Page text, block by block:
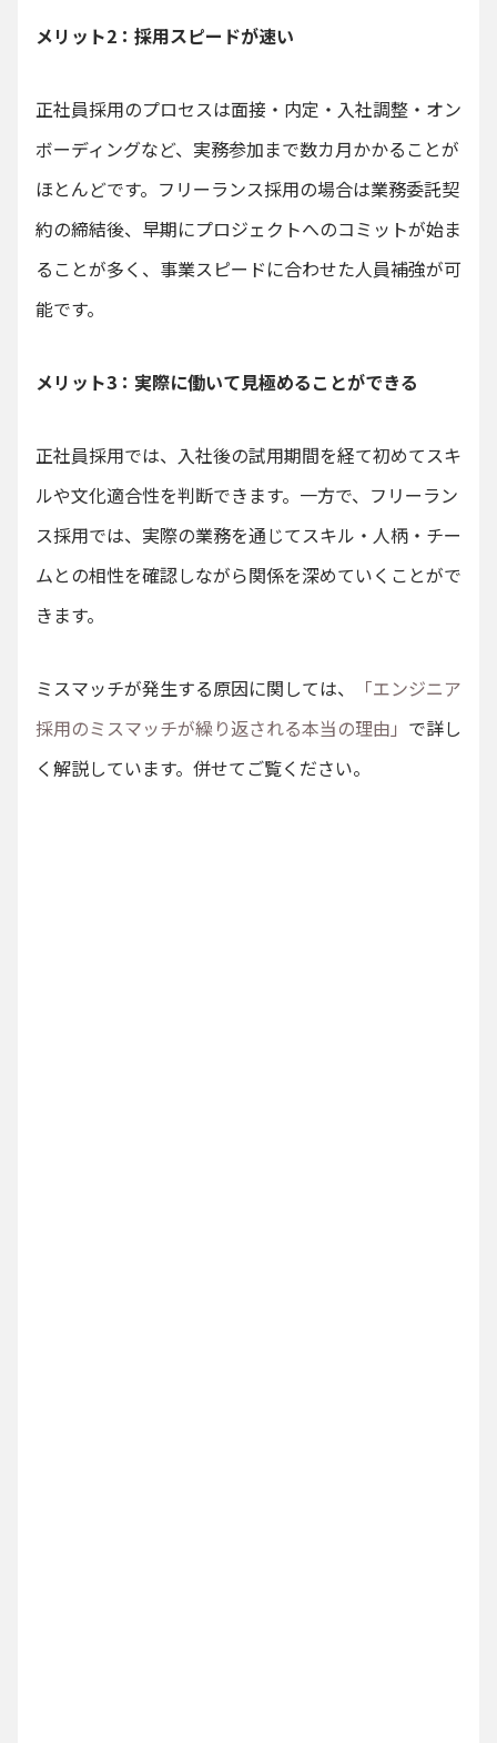
メリット2：採用スピードが速い
正社員採用のプロセスは面接・内定・入社調整・オン
ボーディングなど、実務参加まで数カ月かかることが
ほとんどです。フリーランス採用の場合は業務委託契
約の締結後、早期にプロジェクトへのコミットが始ま
ることが多く、事業スピードに合わせた人員補強が可
能です。
メリット3：実際に働いて見極めることができる
正社員採用では、入社後の試用期間を経て初めてスキ
ルや文化適合性を判断できます。一方で、フリーラン
ス採用では、実際の業務を通じてスキル・人柄・チー
ムとの相性を確認しながら関係を深めていくことがで
きます。
ミスマッチが発生する原因に関しては、
「エンジニア
採用のミスマッチが繰り返される本当の理由」 で詳し
く解説しています。併せてご覧ください。